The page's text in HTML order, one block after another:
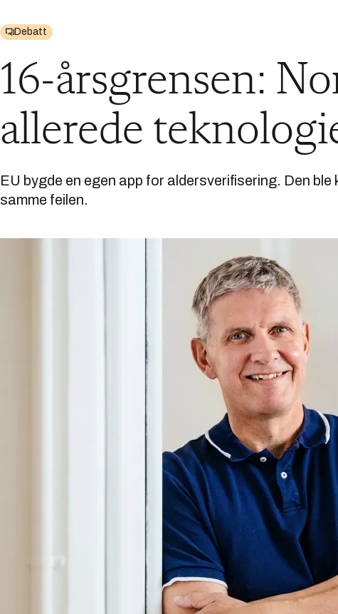
Debatt
16-årsgrensen:
allerede
EU bygde en egen app for aldersverifisering. Den
samme feilen.